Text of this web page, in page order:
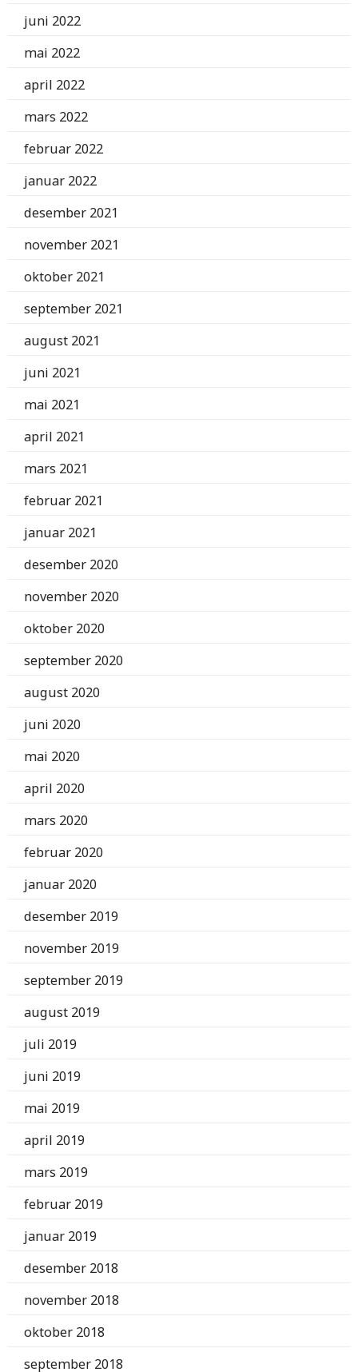
juni 2022
mai 2022
april 2022
mars 2022
februar 2022
januar 2022
desember 2021
november 2021
oktober 2021
september 2021
august 2021
juni 2021
mai 2021
april 2021
mars 2021
februar 2021
januar 2021
desember 2020
november 2020
oktober 2020
september 2020
august 2020
juni 2020
mai 2020
april 2020
mars 2020
februar 2020
januar 2020
desember 2019
november 2019
september 2019
august 2019
juli 2019
juni 2019
mai 2019
april 2019
mars 2019
februar 2019
januar 2019
desember 2018
november 2018
oktober 2018
september 2018